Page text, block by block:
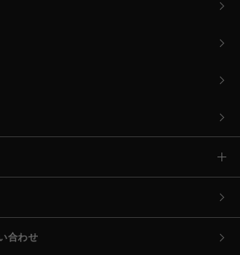
合わせ